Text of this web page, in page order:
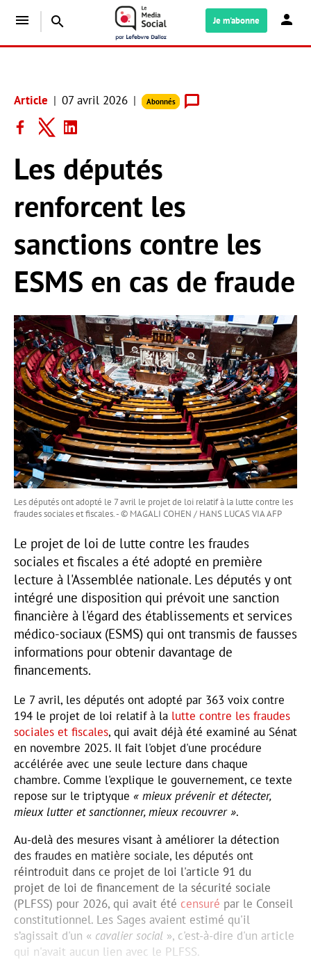
menu search Je m'abonne
Article 07 avril 2026 Abonnés
Les députés
renforcent les
sanctions contre les
ESMS en cas de fraude
Les députés ont adopté le 7 avril le projet de loi relatif à la lutte contre les
fraudes sociales et fiscales. - © MAGALI COHEN / HANS LUCAS VIA AFP
Le projet de loi de lutte contre les fraudes
sociales et fiscales a été adopté en première
lecture à l'Assemblée nationale. Les députés y ont
intégré une disposition qui prévoit une sanction
financière à l'égard des établissements et services
médico-sociaux (ESMS) qui ont transmis de fausses
informations pour obtenir davantage de
financements.
Le 7 avril, les députés ont adopté par 363 voix contre
194 le projet de loi relatif à la lutte contre les fraudes
sociales et fiscales, qui avait déjà été examiné au Sénat
en novembre 2025. Il fait l'objet d'une procédure
accélérée avec une seule lecture dans chaque
chambre. Comme l'explique le gouvernement, ce texte
repose sur le triptyque « mieux prévenir et détecter,
mieux lutter et sanctionner, mieux recouvrer ».
Au-delà des mesures visant à améliorer la détection
des fraudes en matière sociale, les députés ont
réintroduit dans ce projet de loi l'article 91 du
projet de loi de financement de la sécurité sociale
(PLFSS) pour 2026, qui avait été censuré par le Conseil
constitutionnel. Les Sages avaient estimé qu'il
s’agissait d'un « cavalier social », c'est-à-dire d'un article
qui n'avait aucun lien avec le PLFSS.